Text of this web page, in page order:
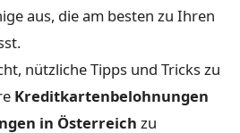
aus, die am besten zu Ihren
nützliche Tipps und Tricks zu
Kreditkartenbelohnungen
in Österreich zu